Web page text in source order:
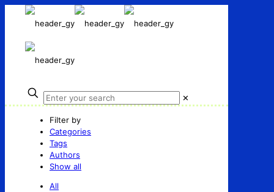
✕
Filter by
Categories
Tags
Authors
Show all
All